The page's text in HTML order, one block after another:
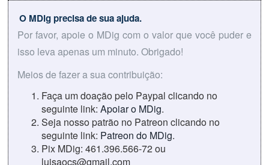
O MDig precisa de sua ajuda.
Por favor, apoie o MDig com o valor que você puder e
isso leva apenas um minuto. Obrigado!
Meios de fazer a sua contribuição:
Faça um doação pelo Paypal clicando no
seguinte link: Apoiar o MDig.
Seja nosso patrão no Patreon clicando no
seguinte link: Patreon do MDig.
Pix MDig: 461.396.566-72 ou
luisaocs@gmail.com